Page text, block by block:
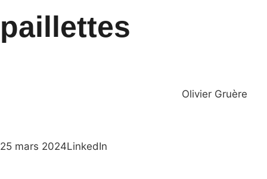
paillettes
Olivier Gruère
25 mars 2024LinkedIn